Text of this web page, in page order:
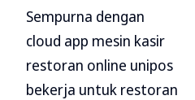
Sempurna dengan
cloud app mesin kasir
restoran online unipos
bekerja untuk restoran